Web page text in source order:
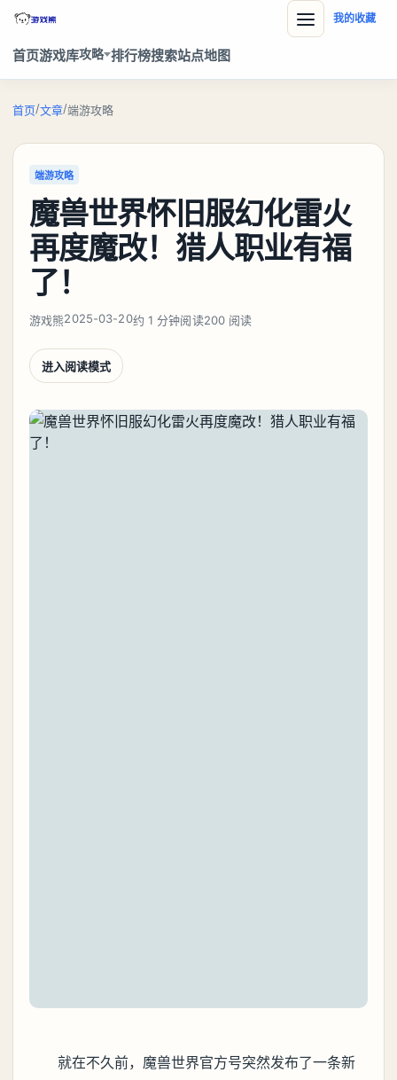
首页游戏库攻略 排行榜搜索站点地图
我的收藏
首页/文章/端游攻略
端游攻略
魔兽世界怀旧服幻化雷火
再度魔改！猎人职业有福
了！
游戏熊2025-03-20约 1 分钟阅读200 阅读
进入阅读模式
就在不久前，魔兽世界官方号突然发布了一条新